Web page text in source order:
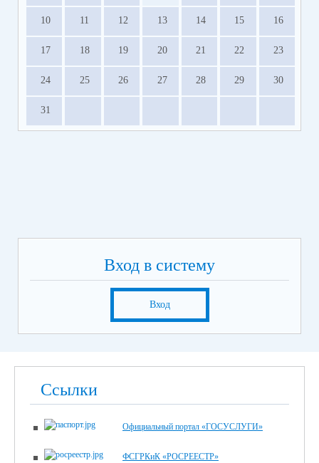
10 11 12 13 14 15 16
17 18 19 20 21 22 23
24 25 26 27 28 29 30
31
Вход в систему
Вход
Ссылки
Официальный портал «ГОСУСЛУГИ»
ФСГРКиК «РОСРЕЕСТР»